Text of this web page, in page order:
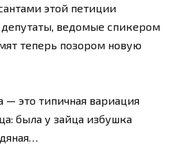
этой петиции
ведомые спикером
теперь позором новую
это типичная вариация
была у зайца избушка